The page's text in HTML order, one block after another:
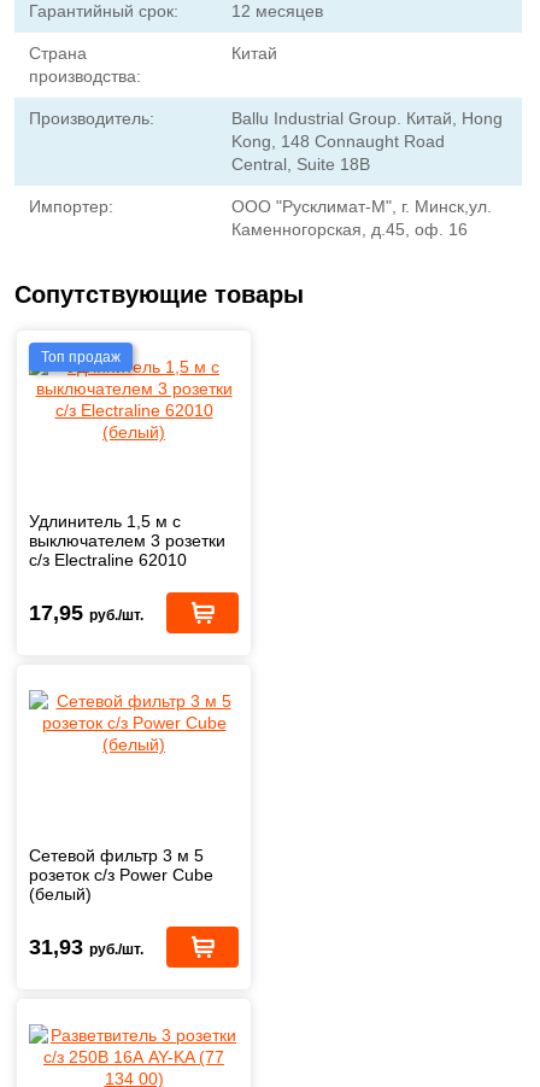
Гарантийный срок: 12 месяцев
Страна
производства:
Китай
Производитель:
Ballu Industrial Group. Китай, Hong
Kong, 148 Connaught Road
Central, Suite 18B
Импортер:
ООО "Русклимат-М", г. Минск,ул.
Каменногорская, д.45, оф. 16
Сопутствующие товары
Топ продаж
Удлинитель 1,5 м с
выключателем 3 розетки
с/з Electraline 62010
17,95 руб./шт.
Сетевой фильтр 3 м 5
розеток с/з Power Cube
(белый)
31,93 руб./шт.